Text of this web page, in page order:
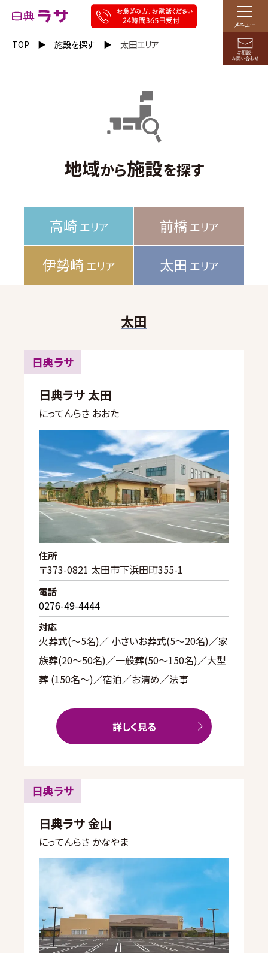
TOP 施設を探す 太田エリア
地域から施設を探す
高崎 エリア 前橋 エリア
伊勢崎 エリア 太田 エリア
太田
日典ラサ
日典ラサ 太田
にってんらさ おおた
住所
〒373-0821 太田市下浜田町355-1
電話
0276-49-4444
対応
火葬式(〜5名)／ 小さいお葬式(5〜20名)／家
族葬(20〜50名)／一般葬(50〜150名)／大型
葬 (150名～)／宿泊／お清め／法事
詳しく見る
日典ラサ
日典ラサ 金山
にってんらさ かなやま